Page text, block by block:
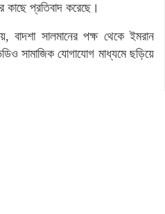
প্রতিবাদ করেছে।
বাদশা সালমানের পক্ষ থেকে ইমরান
সামাজিক যোগাযোগ মাধ্যমে ছড়িয়ে